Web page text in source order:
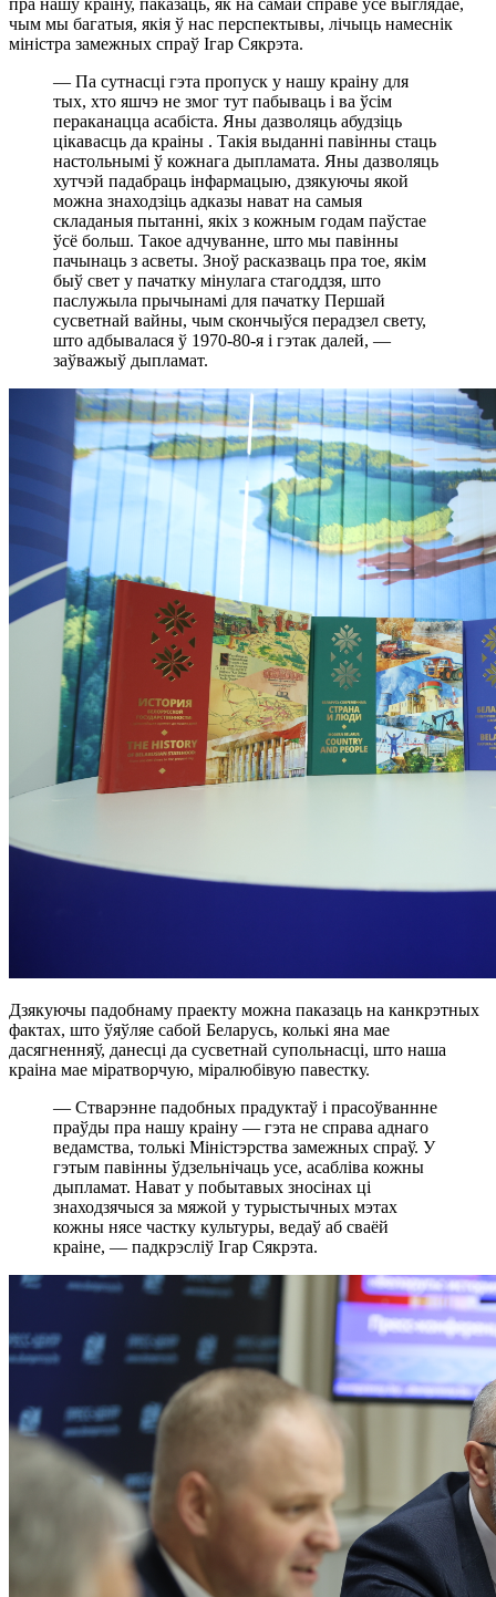
чым мы багатыя, якія ў нас перспектывы, лічыць намеснік
міністра замежных спраў Ігар Сякрэта.
— Па сутнасці гэта пропуск у нашу краіну для
тых, хто яшчэ не змог тут пабываць і ва ўсім
пераканацца асабіста. Яны дазволяць абудзіць
цікавасць да краіны . Такія выданні павінны стаць
настольнымі ў кожнага дыпламата. Яны дазволяць
хутчэй падабраць інфармацыю, дзякуючы якой
можна знаходзіць адказы нават на самыя
складаныя пытанні, якіх з кожным годам паўстае
ўсё больш. Такое адчуванне, што мы павінны
пачынаць з асветы. Зноў расказваць пра тое, якім
быў свет у пачатку мінулага стагоддзя, што
паслужыла прычынамі для пачатку Першай
сусветнай вайны, чым скончыўся перадзел свету,
што адбывалася ў 1970-80-я і гэтак далей, —
заўважыў дыпламат.
Дзякуючы падобнаму праекту можна паказаць на канкрэтных
фактах, што ўяўляе сабой Беларусь, колькі яна мае
дасягненняў, данесці да сусветнай супольнасці, што наша
краіна мае міратворчую, міралюбівую павестку.
— Стварэнне падобных прадуктаў і прасоўваннне
праўды пра нашу краіну — гэта не справа аднаго
ведамства, толькі Міністэрства замежных спраў. У
гэтым павінны ўдзельнічаць усе, асабліва кожны
дыпламат. Нават у побытавых зносінах ці
знаходзячыся за мяжой у турыстычных мэтах
кожны нясе частку культуры, ведаў аб сваёй
краіне, — падкрэсліў Ігар Сякрэта.